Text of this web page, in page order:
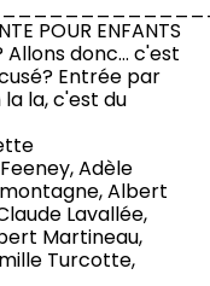
POUR ENFANTS
Allons donc… c'est
Entrée par
la, c'est du
Adèle
Albert
Lavallée,
Martineau,
Turcotte,